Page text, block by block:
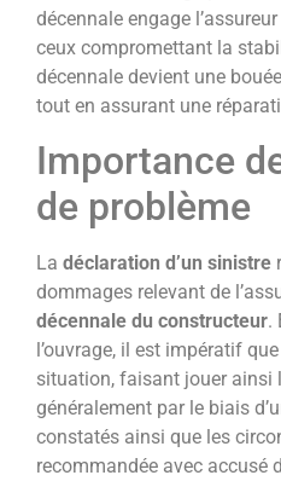
décennale engage
ceux compromettant la
décennale devient une
tout en assurant une
Importance
de problème
La déclaration d’un sinistre
dommages relevant de
décennale du constructeur.
l’ouvrage, il est impératif
situation, faisant jouer ainsi
généralement par le biais
constatés ainsi que les
recommandée avec accusé